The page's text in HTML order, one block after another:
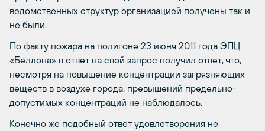
ведомственных структур организацией получены так и
не были.
По факту пожара на полигоне 23 июня 2011 года ЭПЦ
«Беллона» в ответ на свой запрос получил ответ, что,
несмотря на повышение концентрации загрязняющих
веществ в воздухе города, превышений предельно-
допустимых концентраций не наблюдалось.
Конечно же подобный ответ удовлетворения не